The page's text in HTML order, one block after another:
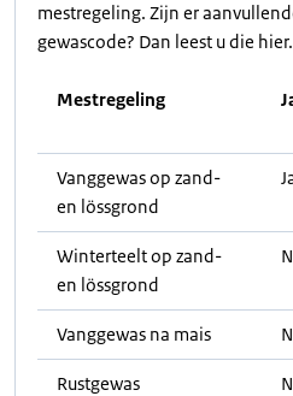
mestregeling. Zijn er
gewascode? Dan leest u die hier.
Mestregeling
Vanggewas op zand-
en lössgrond
Winterteelt op zand-
en lössgrond
Vanggewas na mais
Rustgewas